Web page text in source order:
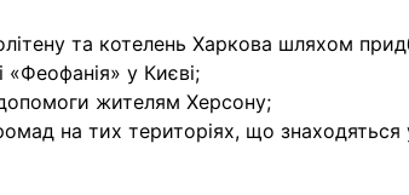
та котелень Харкова шляхом
у Києві;
допомоги жителям Херсону;
на тих територіях, що